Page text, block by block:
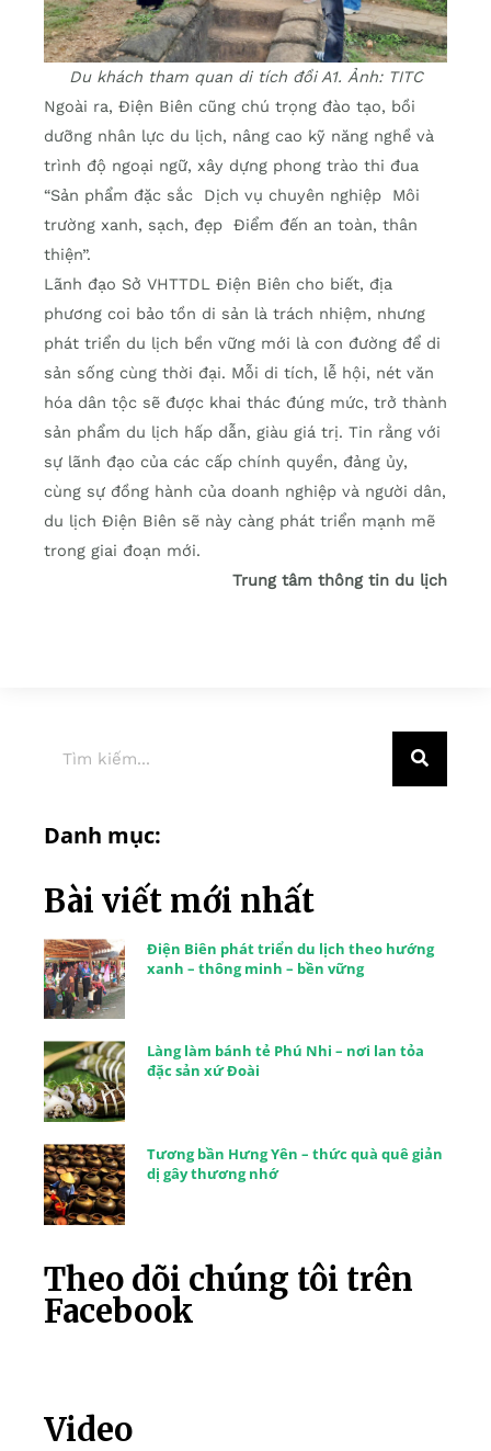
Du khách tham quan di tích đồi A1. Ảnh: TITC
Ngoài ra, Điện Biên cũng chú trọng đào tạo, bồi
dưỡng nhân lực du lịch, nâng cao kỹ năng nghề và
trình độ ngoại ngữ, xây dựng phong trào thi đua
“Sản phẩm đặc sắc Dịch vụ chuyên nghiệp Môi
trường xanh, sạch, đẹp Điểm đến an toàn, thân
thiện”.
Lãnh đạo Sở VHTTDL Điện Biên cho biết, địa
phương coi bảo tồn di sản là trách nhiệm, nhưng
phát triển du lịch bền vững mới là con đường để di
sản sống cùng thời đại. Mỗi di tích, lễ hội, nét văn
hóa dân tộc sẽ được khai thác đúng mức, trở thành
sản phẩm du lịch hấp dẫn, giàu giá trị. Tin rằng với
sự lãnh đạo của các cấp chính quyền, đảng ủy,
cùng sự đồng hành của doanh nghiệp và người dân,
du lịch Điện Biên sẽ này càng phát triển mạnh mẽ
trong giai đoạn mới.
Trung tâm thông tin du lịch
Danh mục:
Bài viết mới nhất
Điện Biên phát triển du lịch theo hướng
xanh – thông minh – bền vững
Làng làm bánh tẻ Phú Nhi – nơi lan tỏa
đặc sản xứ Đoài
Tương bần Hưng Yên – thức quà quê giản
dị gây thương nhớ
Theo dõi chúng tôi trên
Facebook
Video